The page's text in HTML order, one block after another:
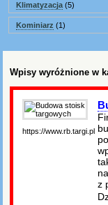
Klimatyzacja (5)
Kominiarz (1)
Wpisy wyróżnione w
https://www.rb.targi.pl
z